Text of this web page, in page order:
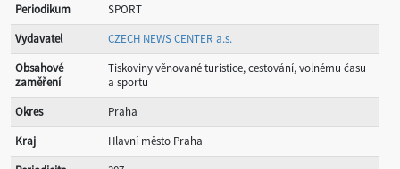
Periodikum
SPORT
Vydavatel
CZECH NEWS CENTER a.s.
Obsahové
zaměření
Tiskoviny věnované turistice, cestování, volnému času
a sportu
Okres
Praha
Kraj
Hlavní město Praha